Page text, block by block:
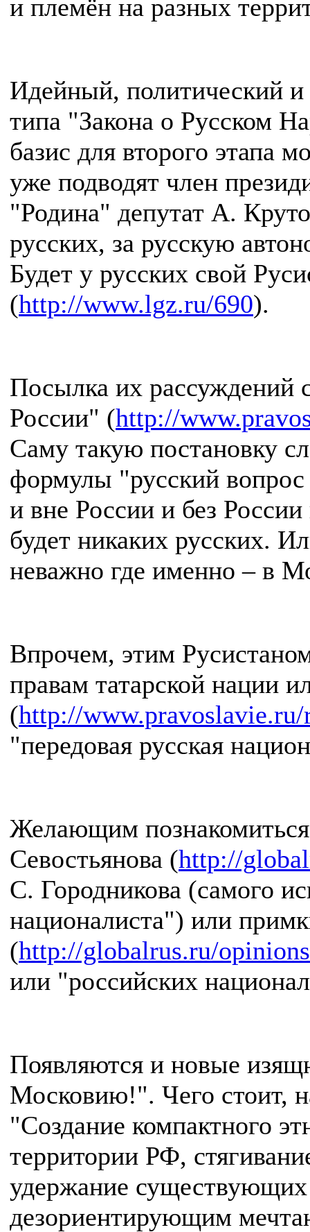
и племён на разных
Идейный, политический и
типа "Закона о Русском
базис для второго этапа
уже подводят член
"Родина" депутат А.
русских, за русскую
Будет у русских свой
(http://www.lgz.ru/690).
Посылка их рассуждений
России" (http://
Саму такую постановку
формулы "русский
и вне России и без
будет никаких русских.
неважно где именно – в
Впрочем, этим
правам татарской нации
(http://
"передовая русская
Желающим познакомиться
Севостьянова (http://
С. Городникова (самого
националиста") или
(http://globalrus.ru/
или "российских
Появляются и новые
Московию!". Чего стоит,
"Создание компактного
территории РФ,
удержание
дезориентирующим